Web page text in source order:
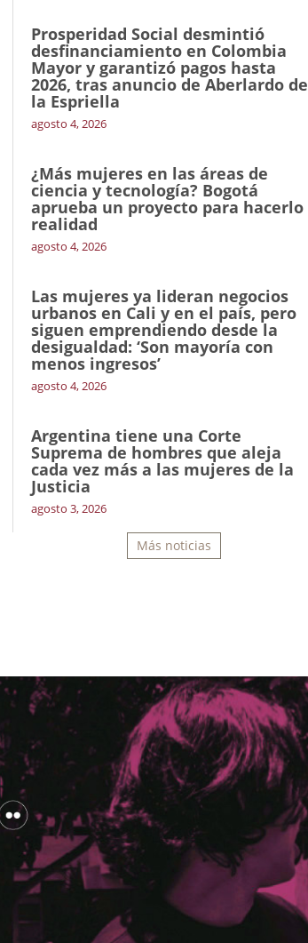
Prosperidad Social desmintió
desfinanciamiento en Colombia
Mayor y garantizó pagos hasta
2026, tras anuncio de Aberlardo de
la Espriella
agosto 4, 2026
¿Más mujeres en las áreas de
ciencia y tecnología? Bogotá
aprueba un proyecto para hacerlo
realidad
agosto 4, 2026
Las mujeres ya lideran negocios
urbanos en Cali y en el país, pero
siguen emprendiendo desde la
desigualdad: ‘Son mayoría con
menos ingresos’
agosto 4, 2026
Argentina tiene una Corte
Suprema de hombres que aleja
cada vez más a las mujeres de la
Justicia
agosto 3, 2026
Más noticias